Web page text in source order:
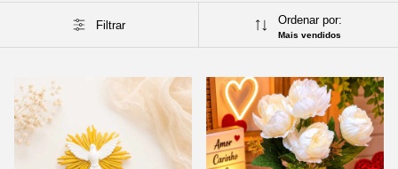
Filtrar Ordenar por:
Mais vendidos